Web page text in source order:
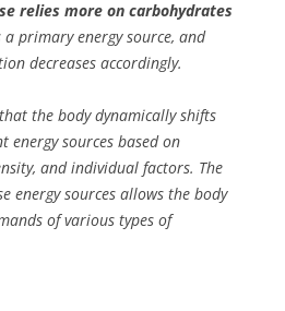
relies more on carbohydrates
a primary energy source, and
decreases accordingly.
the body dynamically shifts
energy sources based on
and individual factors. The
energy sources allows the body
of various types of